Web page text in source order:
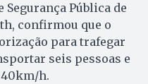
Pública de
confirmou que o
para trafegar
seis pessoas e
h.